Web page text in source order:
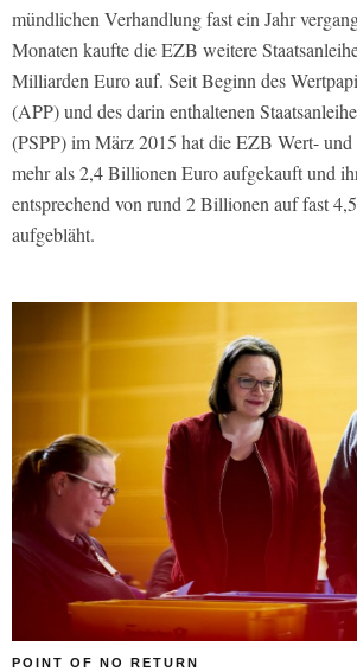
mündlichen Verhandlung fast ein Jahr
Monaten kaufte die EZB weitere
Milliarden Euro auf. Seit Beginn des
(APP) und des darin enthaltenen
(PSPP) im März 2015 hat die EZB Wert- und
mehr als 2,4 Billionen Euro aufgekauft und
entsprechend von rund 2 Billionen auf fast
aufgebläht.
POINT OF NO RETURN